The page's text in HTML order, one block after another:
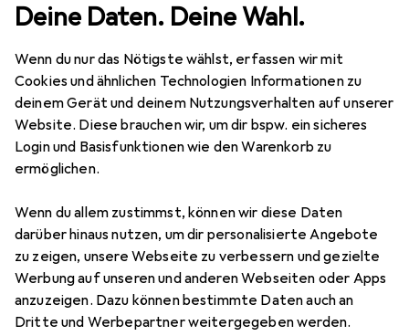
Deine Daten. Deine Wahl.
Wenn du nur das Nötigste wählst, erfassen wir mit
Cookies und ähnlichen Technologien Informationen zu
deinem Gerät und deinem Nutzungsverhalten auf unserer
Website. Diese brauchen wir, um dir bspw. ein sicheres
Login und Basisfunktionen wie den Warenkorb zu
ermöglichen.
Wenn du allem zustimmst, können wir diese Daten
darüber hinaus nutzen, um dir personalisierte Angebote
zu zeigen, unsere Webseite zu verbessern und gezielte
Werbung auf unseren und anderen Webseiten oder Apps
anzuzeigen. Dazu können bestimmte Daten auch an
Dritte und Werbepartner weitergegeben werden.
Velobekleidung Armlinge + Beinlinge Castelli Nano Flex
5 Bilder
CastelliNano Flex
M
4
Bewertungen Marke
Mehr von Castelli
Aktuell nicht lieferbar
Benachrichtigen, wenn lieferbar